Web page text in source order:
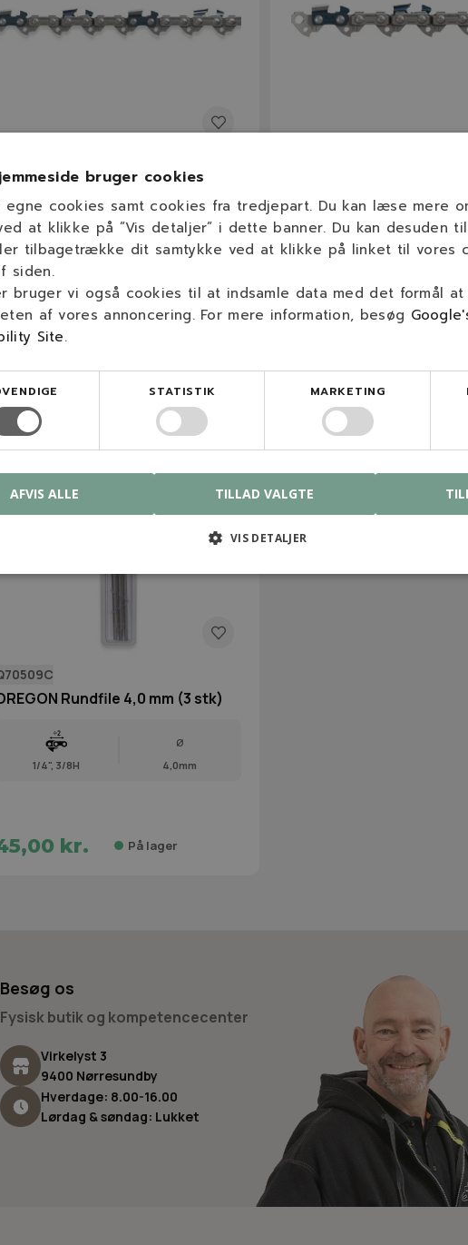
14" 91VXL Kæde (3/8H /
/ 50 led)
(0,050″)
175,00 kr.
(3/8H / 1,3mm / 50 led)
Rundfile 4,0 mm (3 stk)
1/4", 3/8H
Ø
4,0mm
kr. På lager
Besøg os
Fysisk butik og kompetencecenter
Virkelyst 3
9400 Nørresundby
Hverdage: 8.00-16.00
Lørdag & søndag: Lukket
bruger cookies
egne cookies samt cookies fra tredjepart. Du kan læse mere
at klikke på ”Vis detaljer” i dette banner. Du kan desuden
tilbagetrække dit samtykke ved at klikke på linket til vores
siden.
bruger vi også cookies til at indsamle data med det formål
af vores annoncering. For mere information, besøg
Site.
STATISTIK MARKETING
TILLAD VALGTE
AFVIS ALLE
VIS DETALJER